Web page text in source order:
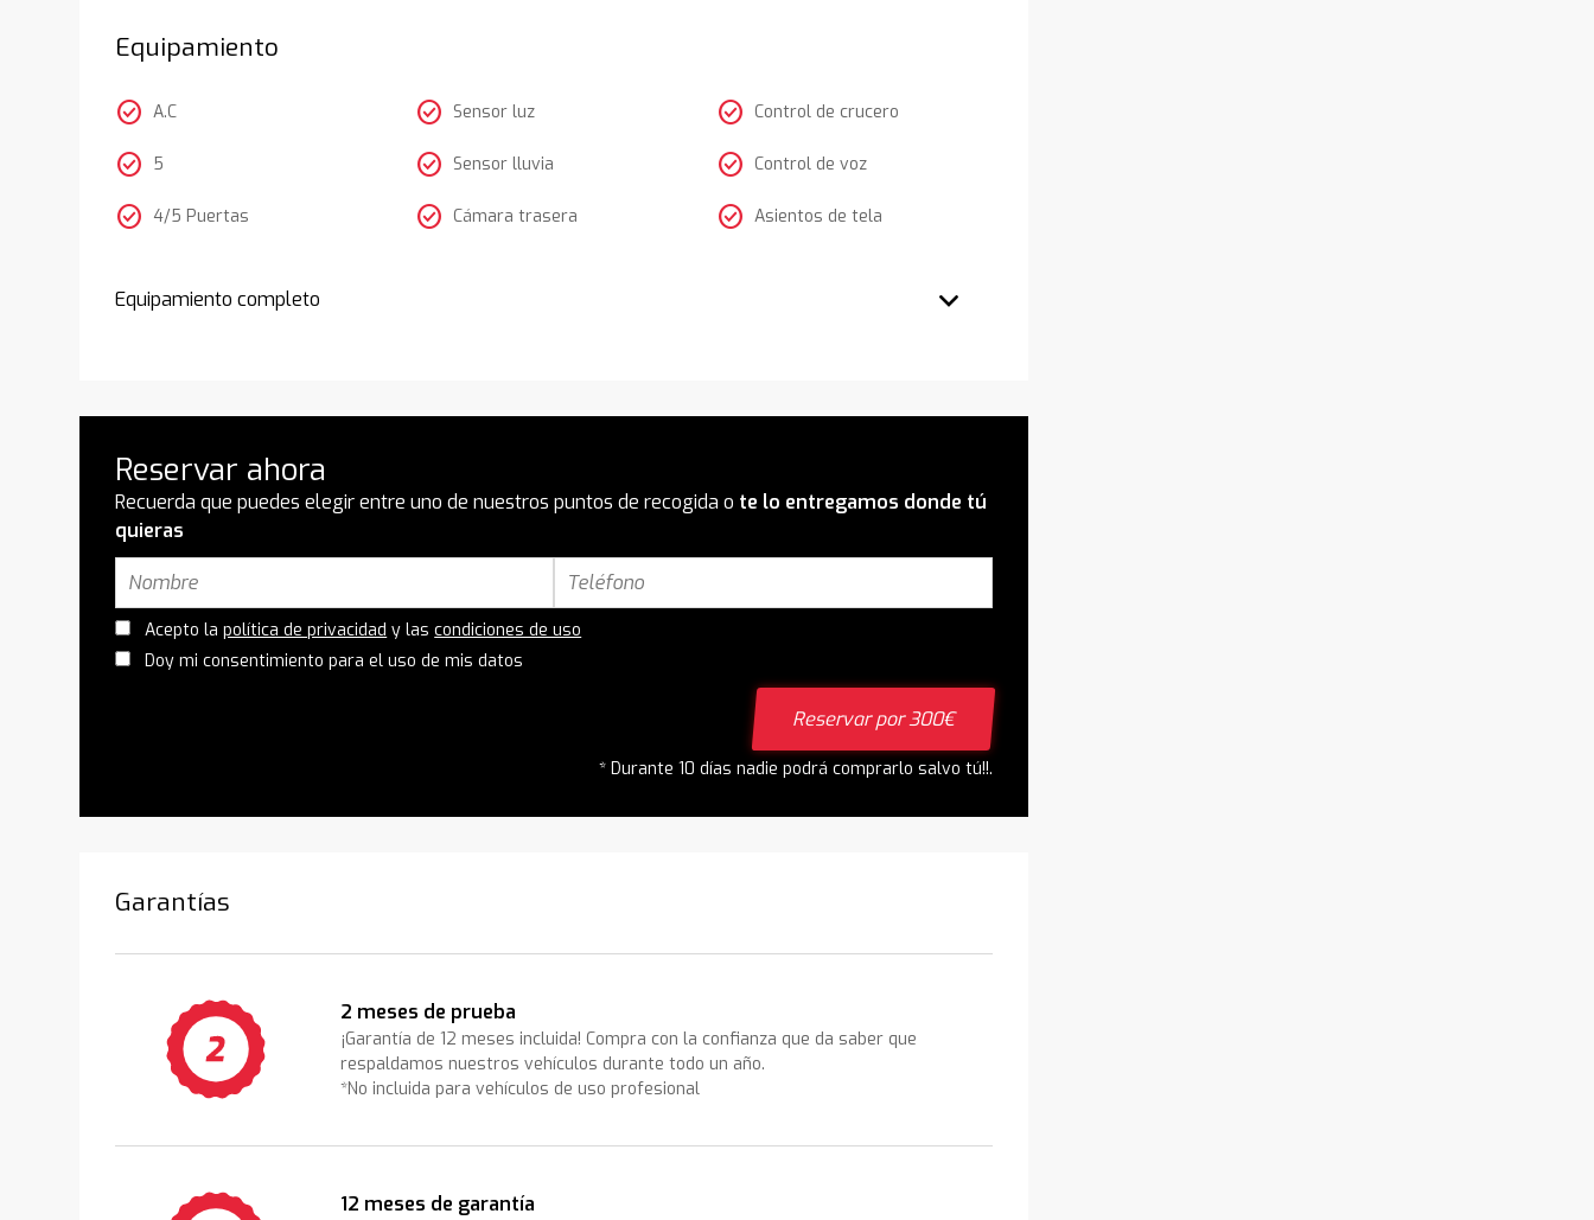
Equipamiento
check_circle A.C
check_circle 5
check_circle 4/5 Puertas
check_circle Sensor luz
check_circle Sensor lluvia
check_circle Cámara trasera
check_circle Control de crucero
check_circle Control de voz
check_circle Asientos de tela
Equipamiento completo
Reservar ahora
Recuerda que puedes elegir entre uno de nuestros puntos de recogida o te lo entregamos donde tú
quieras
Acepto lapolítica de privacidad y lascondiciones de uso
Doy mi consentimiento para el uso de mis datos
Reservar por 300€
* Durante 10 días nadie podrá comprarlo salvo tú!!.
Garantías
2 meses de prueba
¡Garantía de 12 meses incluida! Compra con la confianza que da saber que
respaldamos nuestros vehículos durante todo un año.
*No incluida para vehículos de uso profesional
12 meses de garantía